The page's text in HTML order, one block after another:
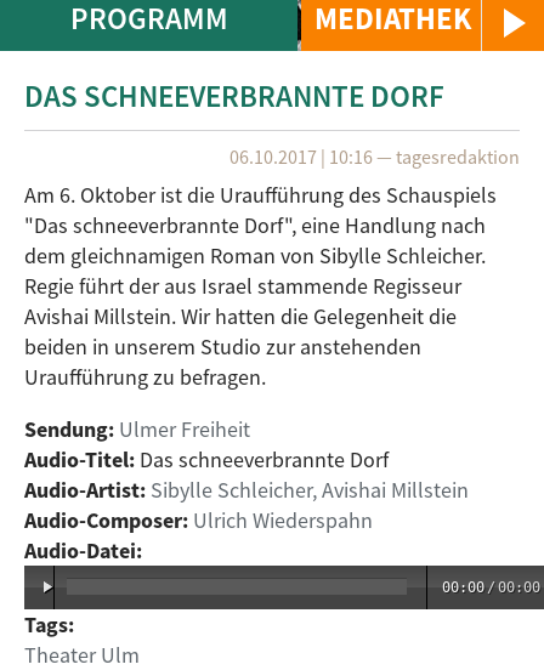
MEDIATHEK
PROGRAMM
DAS SCHNEEVERBRANNTE DORF
06.10.2017 | 10:16— tagesredaktion
Am 6. Oktober ist die Uraufführung des Schauspiels
"Das schneeverbrannte Dorf", eine Handlung nach
dem gleichnamigen Roman von Sibylle Schleicher.
Regie führt der aus Israel stammende Regisseur
Avishai Millstein. Wir hatten die Gelegenheit die
beiden in unserem Studio zur anstehenden
Uraufführung zu befragen.
Sendung: Ulmer Freiheit
Audio-Titel: Das schneeverbrannte Dorf
Audio-Artist: Sibylle Schleicher, Avishai Millstein
Audio-Composer: Ulrich Wiederspahn
Audio-Datei:
00:00 /00:00
Tags:
Theater Ulm